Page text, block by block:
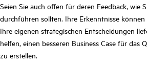
Seien Sie auch offen für deren Feedback, wie
durchführen sollten. Ihre Erkenntnisse
Ihre eigenen strategischen Entscheidungen
helfen, einen besseren Business Case für das
zu erstellen.